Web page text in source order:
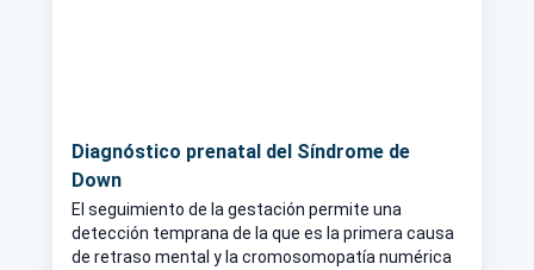
Diagnóstico prenatal del Síndrome de
Down
El seguimiento de la gestación permite una
detección temprana de la que es la primera causa
de retraso mental y la cromosomopatía numérica